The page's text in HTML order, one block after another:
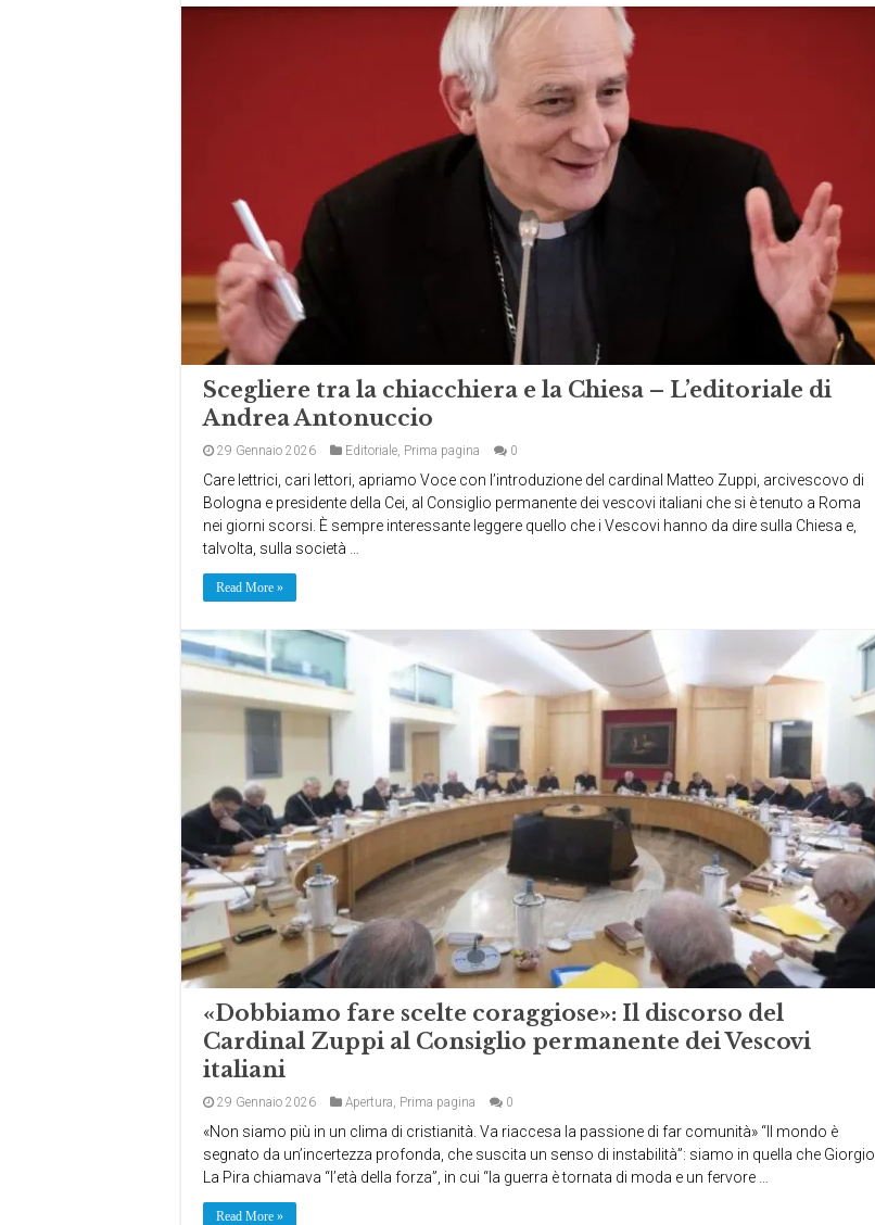
Scegliere tra la chiacchiera e la Chiesa – L’editoriale di
Andrea Antonuccio
29 Gennaio 2026 Editoriale, Prima pagina 0
Care lettrici, cari lettori, apriamo Voce con l’introduzione del cardinal Matteo Zuppi, arcivescovo di
Bologna e presidente della Cei, al Consiglio permanente dei vescovi italiani che si è tenuto a Roma
nei giorni scorsi. È sempre interessante leggere quello che i Vescovi hanno da dire sulla Chiesa e,
talvolta, sulla società …
Read More »
«Dobbiamo fare scelte coraggiose»: Il discorso del
Cardinal Zuppi al Consiglio permanente dei Vescovi
italiani
29 Gennaio 2026 Apertura, Prima pagina 0
«Non siamo più in un clima di cristianità. Va riaccesa la passione di far comunità» “Il mondo è
segnato da un’incertezza profonda, che suscita un senso di instabilità”: siamo in quella che Giorgio
La Pira chiamava “l’età della forza”, in cui “la guerra è tornata di moda e un fervore …
Read More »